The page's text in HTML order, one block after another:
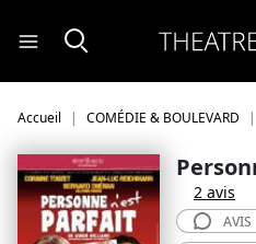
Accueil COMÉDIE & BOULEVARD
2 avis
AVIS